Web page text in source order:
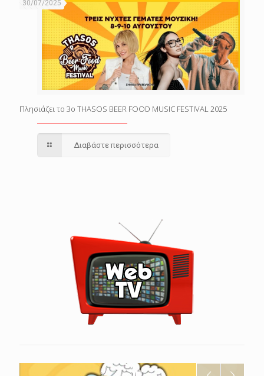
30/07/2025
Πλησιάζει το 3o THASOS BEER FOOD MUSIC FESTIVAL 2025
Διαβάστε περισσότερα